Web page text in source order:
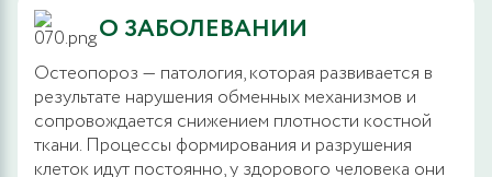
О ЗАБОЛЕВАНИИ
Остеопороз — патология, которая развивается в
результате нарушения обменных механизмов и
сопровождается снижением плотности костной
ткани. Процессы формирования и разрушения
клеток идут постоянно, у здорового человека они